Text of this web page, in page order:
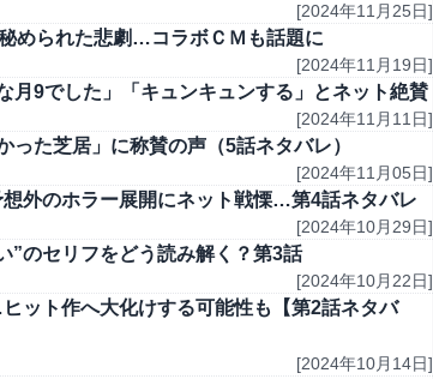
[2024年11月25日]
められた悲劇…コラボＣＭも話題に
[2024年11月19日]
月9でした」「キュンキュンする」とネット絶賛
[2024年11月11日]
た芝居」に称賛の声（5話ネタバレ）
[2024年11月05日]
外のホラー展開にネット戦慄…第4話ネタバレ
[2024年10月29日]
”のセリフをどう読み解く？第3話
[2024年10月22日]
ット作へ大化けする可能性も【第2話ネタバ
[2024年10月14日]